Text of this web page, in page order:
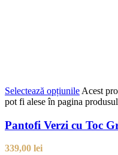
Selectează opțiunile Acest
pot fi alese în pagina
Pantofi Verzi cu Toc
339,00 lei